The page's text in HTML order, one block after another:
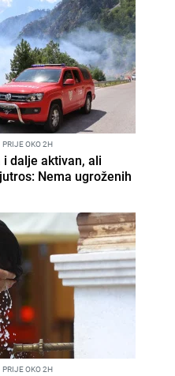
PRIJE OKO 2H
dalje aktivan, ali
Nema ugroženih
PRIJE OKO 2H